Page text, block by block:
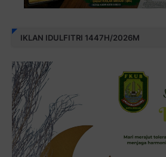
IKLAN IDULFITRI 1447H/2026M